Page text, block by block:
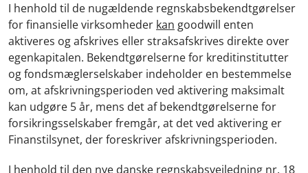
I henhold til de nugældende regnskabsbekendtgørelser
for finansielle virksomheder kan goodwill enten
aktiveres og afskrives eller straksafskrives direkte over
egenkapitalen. Bekendtgørelserne for kreditinstitutter
og fondsmæglerselskaber indeholder en bestemmelse
om, at afskrivningsperioden ved aktivering maksimalt
kan udgøre 5 år, mens det af bekendtgørelserne for
forsikringsselskaber fremgår, at det ved aktivering er
Finanstilsynet, der foreskriver afskrivningsperioden.
I henhold til den nye danske regnskabsvejledning nr. 18